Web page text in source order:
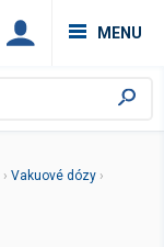
MENU
› Vakuové dózy ›